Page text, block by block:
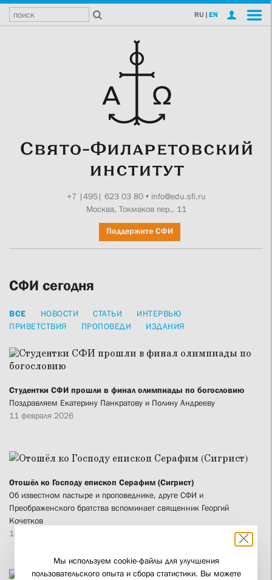
RU | EN
+7 |495| 623 03 80• info@edu.sfi.ru
Москва, Токмаков пер., 11
Поддержите СФИ
СФИ сегодня
ВСЕ НОВОСТИ СТАТЬИ
ИНТЕРВЬЮ
ПРИВЕТСТВИЯ
ПРОПОВЕДИ ИЗДАНИЯ
Студентки СФИ прошли в финал олимпиады по богословию
Поздравляем Екатерину Панкратову и Полину Андрееву
11 февраля 2026
Отошёл ко Господу епископ Серафим (Сигрист)
Об известном пастыре и проповеднике, друге СФИ и
Преображенского братства вспоминает священник Георгий
Кочетков
10 февраля 2026
Мы используем cookie-файлы для улучшения
пользовательского опыта и сбора статистики. Вы можете